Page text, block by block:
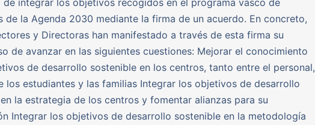
de integrar los objetivos recogidos en el programa vasco de
de la Agenda 2030 mediante la firma de un acuerdo. En concreto,
y Directoras han manifestado a través de esta firma su
de avanzar en las siguientes cuestiones: Mejorar el conocimiento
de desarrollo sostenible en los centros, tanto entre el personal,
los estudiantes y las familias Integrar los objetivos de desarrollo
la estrategia de los centros y fomentar alianzas para su
Integrar los objetivos de desarrollo sostenible en la metodología